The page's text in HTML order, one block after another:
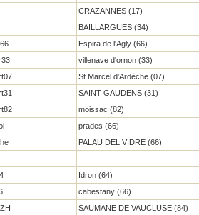
CRAZANNES (17)
BAILLARGUES (34)
Espira de l'Agly (66)
villenave d'ornon (33)
St Marcel d'Ardèche (07)
SAINT GAUDENS (31)
moissac (82)
prades (66)
PALAU DEL VIDRE (66)
Idron (64)
cabestany (66)
SAUMANE DE VAUCLUSE (84)